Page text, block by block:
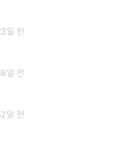
일 전
일 전
일 전